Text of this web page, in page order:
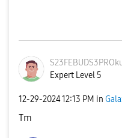
Expert Level 5
‎12-29-202412:13 PM in
Tm